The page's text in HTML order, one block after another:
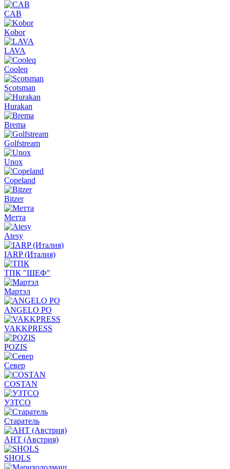
CAB
Kobor
LAVA
Cooleq
Scotsman
Hurakan
Brema
Golfstream
Unox
Copeland
Bitzer
Метта
Atesy
IARP (Италия)
ТПК "ШЕФ"
Мартэл
ANGELO PO
VAKKPRESS
POZIS
Север
COSTAN
УЗТСО
Старатель
АНТ (Австрия)
SHOLS